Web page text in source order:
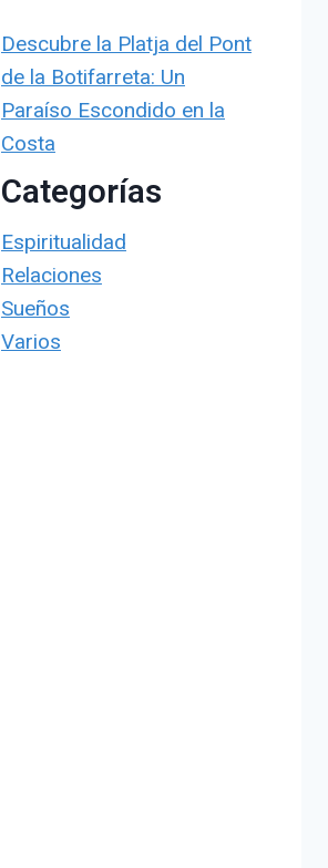
Descubre la Platja del Pont
de la Botifarreta: Un
Paraíso Escondido en la
Costa
Categorías
Espiritualidad
Relaciones
Sueños
Varios